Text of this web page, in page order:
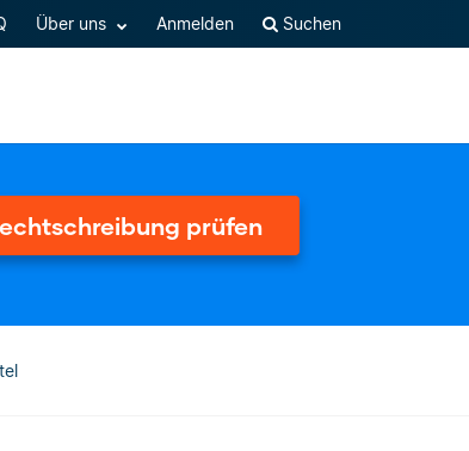
Über uns Anmelden Suchen
prüfen